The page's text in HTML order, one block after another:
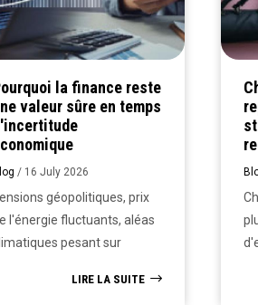
la finance reste
valeur sûre en temps
/ 16 July 2026
géopolitiques, prix
l'énergie fluctuants, aléas
pesant sur
croissance qui varient selon
LIRE LA SUITE
: